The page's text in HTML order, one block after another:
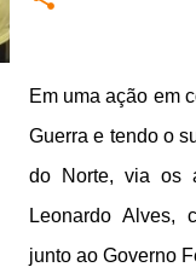
Em uma ação em
Guerra e tendo o
do Norte, via os
Leonardo Alves,
junto ao Governo